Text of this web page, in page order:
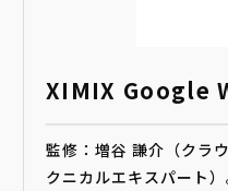
XIMIX Google
監修：増谷 謙介（クラ
クニカルエキスパート